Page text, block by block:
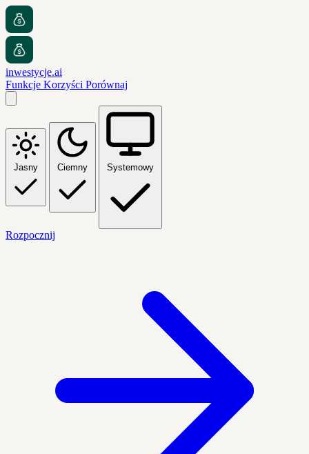
inwestycje.ai
Funkcje Korzyści Porównaj
Jasny Ciemny Systemowy
Rozpocznij